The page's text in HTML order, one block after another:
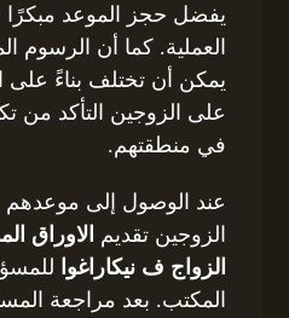
يفضل حجز الموعد مبكرًا
العملية. كما أن الرسوم
يمكن أن تختلف بناءً على
على الزوجين التأكد من
في منطقتهم.
عند الوصول إلى موعدهم
الزوجين تقديم الاوراق
الزواج ف نيكاراغوا
المكتب. بعد مراجعة